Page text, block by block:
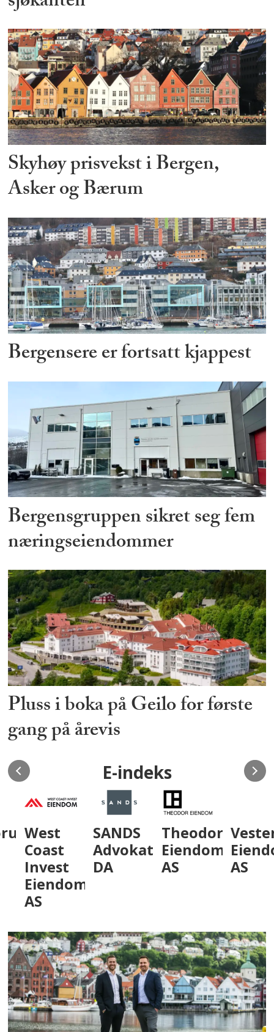
Skyhøy prisvekst i Bergen,
Asker og Bærum
Bergensere er fortsatt kjappest
Bergensgruppen sikret seg fem
næringseiendommer
Pluss i boka på Geilo for første
gang på årevis
E-indeks
West
Coast
Invest
Eiendom
AS
SANDS
Advokatfirma
DA
Theodor
Eiendom
AS
AS